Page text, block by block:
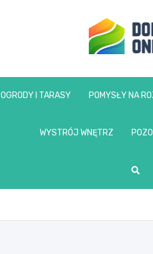
OGRODY I TARASY POMYSŁY NA
WYSTRÓJ WNĘTRZ